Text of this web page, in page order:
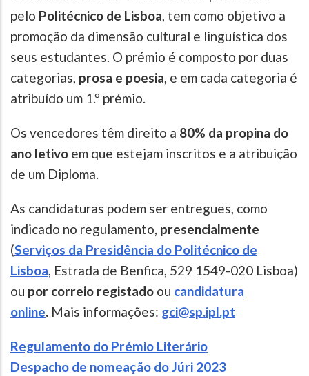
pelo Politécnico de Lisboa, tem como objetivo a
promoção da dimensão cultural e linguística dos
seus estudantes. O prémio é composto por duas
categorias, prosa e poesia, e em cada categoria é
atribuído um 1.º prémio.
Os vencedores têm direito a 80% da propina do
ano letivo em que estejam inscritos e a atribuição
de um Diploma.
As candidaturas podem ser entregues, como
indicado no regulamento, presencialmente
(Serviços da Presidência do Politécnico de
Lisboa, Estrada de Benfica, 529 1549-020 Lisboa)
ou por correio registado ou candidatura
online. Mais informações: gci@sp.ipl.pt
Regulamento do Prémio Literário
Despacho de nomeação do Júri 2023